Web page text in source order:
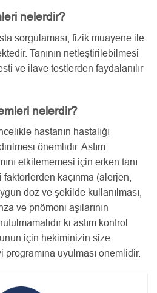
nelerdir?
sorgulaması, fizik muayene ile
Tanının netleştirilebilmesi
ve ilave testlerden faydalanılır
nelerdir?
hastanın hastalığı
önemlidir. Astım
etkilememesi için erken tanı
kaçınma (alerjen,
doz ve şekilde kullanılması,
ve pnömoni aşılarının
ki astım kontrol
için hekiminizin size
programına uyulması önemlidir.